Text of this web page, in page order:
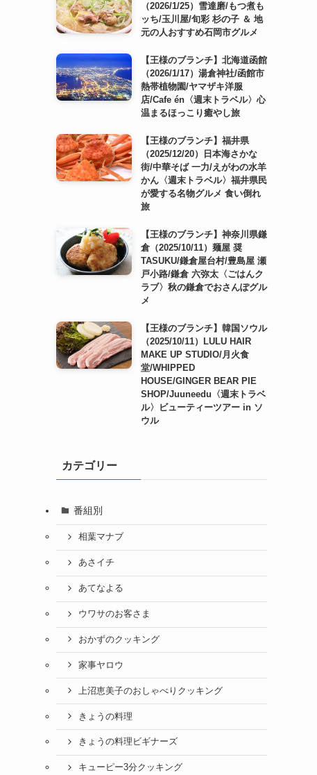
（2026/1/25）雪達磨/もつ煮も
ッち/玉川屋/旬彩 杉の子 ＆ 地
元の人おすすめ石岡市グルメ
【王様のブランチ】北海道函館
（2026/1/17）湯倉神社/函館市
熱帯植物園/ヤマザキ洋服
店/Cafe én〈週末トラベル〉心
温まるほっこり癒やし旅
【王様のブランチ】福井県
（2025/12/20）日本海さかな
街/中華そば 一力/えがわの水羊
かん〈週末トラベル〉福井県民
が愛する名物グルメ 食い倒れ
旅
【王様のブランチ】神奈川県鎌
倉（2025/10/11）麺屋 奨
TASUKU/鎌倉屋台村/豊島屋 瀬
戸小路/鎌倉 六弥太〈ごはんク
ラブ〉秋の鎌倉でおさんぽグル
メ
【王様のブランチ】韓国ソウル
（2025/10/11）LULU HAIR
MAKE UP STUDIO/月火食
堂/WHIPPED
HOUSE/GINGER BEAR PIE
SHOP/Juuneedu〈週末トラベ
ル〉ビューティーツアー in ソ
ウル
カテゴリー
番組別
相葉マナブ
あさイチ
あてなよる
ウワサのお客さま
おかずのクッキング
家事ヤロウ
上沼恵美子のおしゃべりクッキング
きょうの料理
きょうの料理ビギナーズ
キューピー3分クッキング